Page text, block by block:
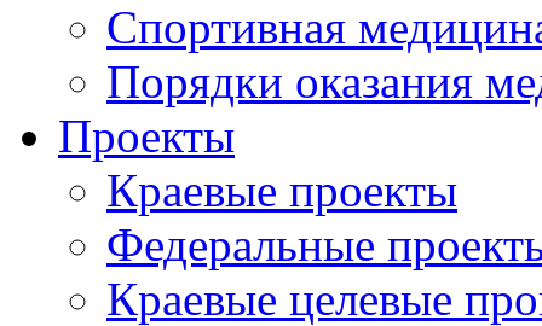
Спортивная
Порядки оказания
Проекты
Краевые проекты
Федеральные
Краевые целевые